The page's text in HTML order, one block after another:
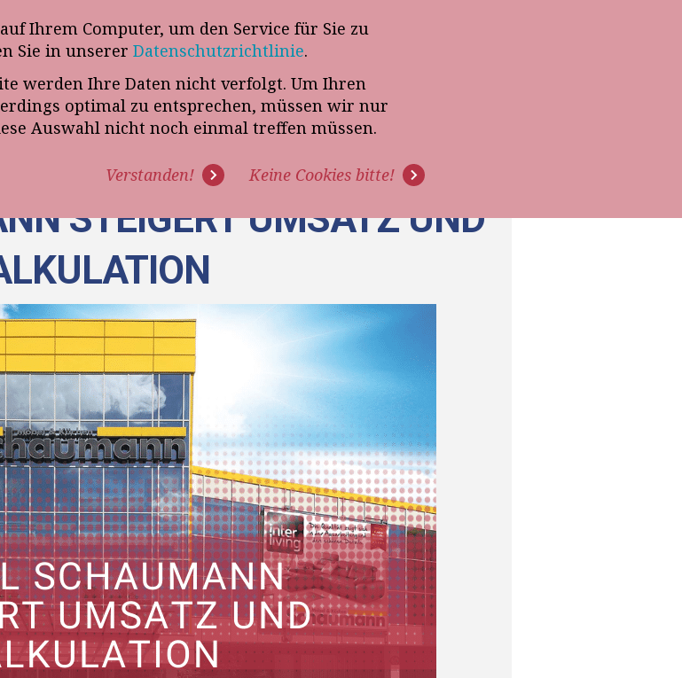
Ihrem Computer, um den Service für Sie zu
Sie in unserer Datenschutzrichtlinie.
werden Ihre Daten nicht verfolgt. Um Ihren
optimal zu entsprechen, müssen wir nur
Auswahl nicht noch einmal treffen müssen.
Verstanden! Keine Cookies bitte!
Telefon-Termin mit Thomas Witt
EXPERTISE REFERENZEN BLOG PODCAST
STEIGERT UMSATZ UND